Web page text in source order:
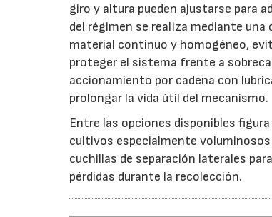
giro y altura pueden ajustarse para
del régimen se realiza mediante
material continuo y homogéneo,
proteger el sistema frente a
accionamiento por cadena con
prolongar la vida útil del mecanismo.
Entre las opciones disponibles
cultivos especialmente
cuchillas de separación laterales
pérdidas durante la recolección.